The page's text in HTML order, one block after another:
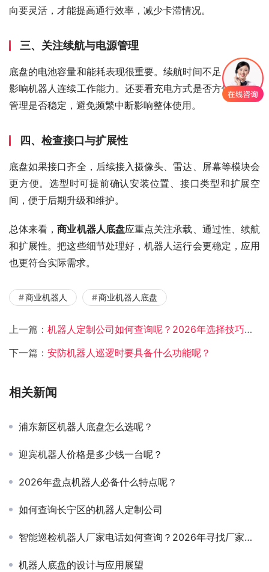
向要灵活，才能提高通行效率，减少卡滞情况。
三、关注续航与电源管理
底盘的电池容量和能耗表现很重要。续航时间不足，会直接
影响机器人连续工作能力。还要看充电方式是否方便，电源
管理是否稳定，避免频繁中断影响整体使用。
四、检查接口与扩展性
底盘如果接口齐全，后续接入摄像头、雷达、屏幕等模块会
更方便。选型时可提前确认安装位置、接口类型和扩展空
间，便于后期升级和维护。
总体来看，商业机器人底盘应重点关注承载、通过性、续航
和扩展性。把这些细节处理好，机器人运行会更稳定，应用
也更符合实际需求。
商业机器人 商业机器人底盘
上一篇： 机器人定制公司如何查询呢？2026年选择技巧总结
下一篇： 安防机器人巡逻时要具备什么功能呢？
相关新闻
浦东新区机器人底盘怎么选呢？
迎宾机器人价格是多少钱一台呢？
2026年盘点机器人必备什么特点呢？
如何查询长宁区的机器人定制公司
智能巡检机器人厂家电话如何查询？2026年寻找厂家联系方式就用这三种方法！
机器人底盘的设计与应用展望